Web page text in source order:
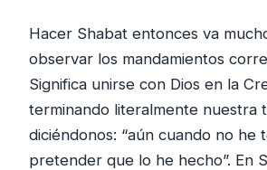
Hacer Shabat entonces va
observar los mandamientos
Significa unirse con Dios en la
terminando literalmente nuestra
diciéndonos: “aún cuando no he
pretender que lo he hecho”. En